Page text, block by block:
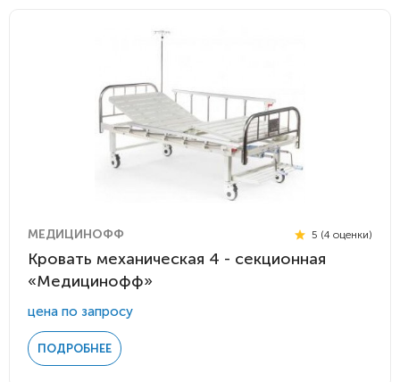
МЕДИЦИНОФФ 5 (4 оценки)
Кровать механическая 4 - секционная
«Медицинофф»
цена по запросу
ПОДРОБНЕЕ